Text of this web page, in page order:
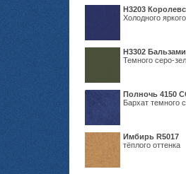
Н3203
Холодного
Н3302
Темного серо-
Полночь 4150
Бархат темного
Имбирь R5017
тёплого оттенка